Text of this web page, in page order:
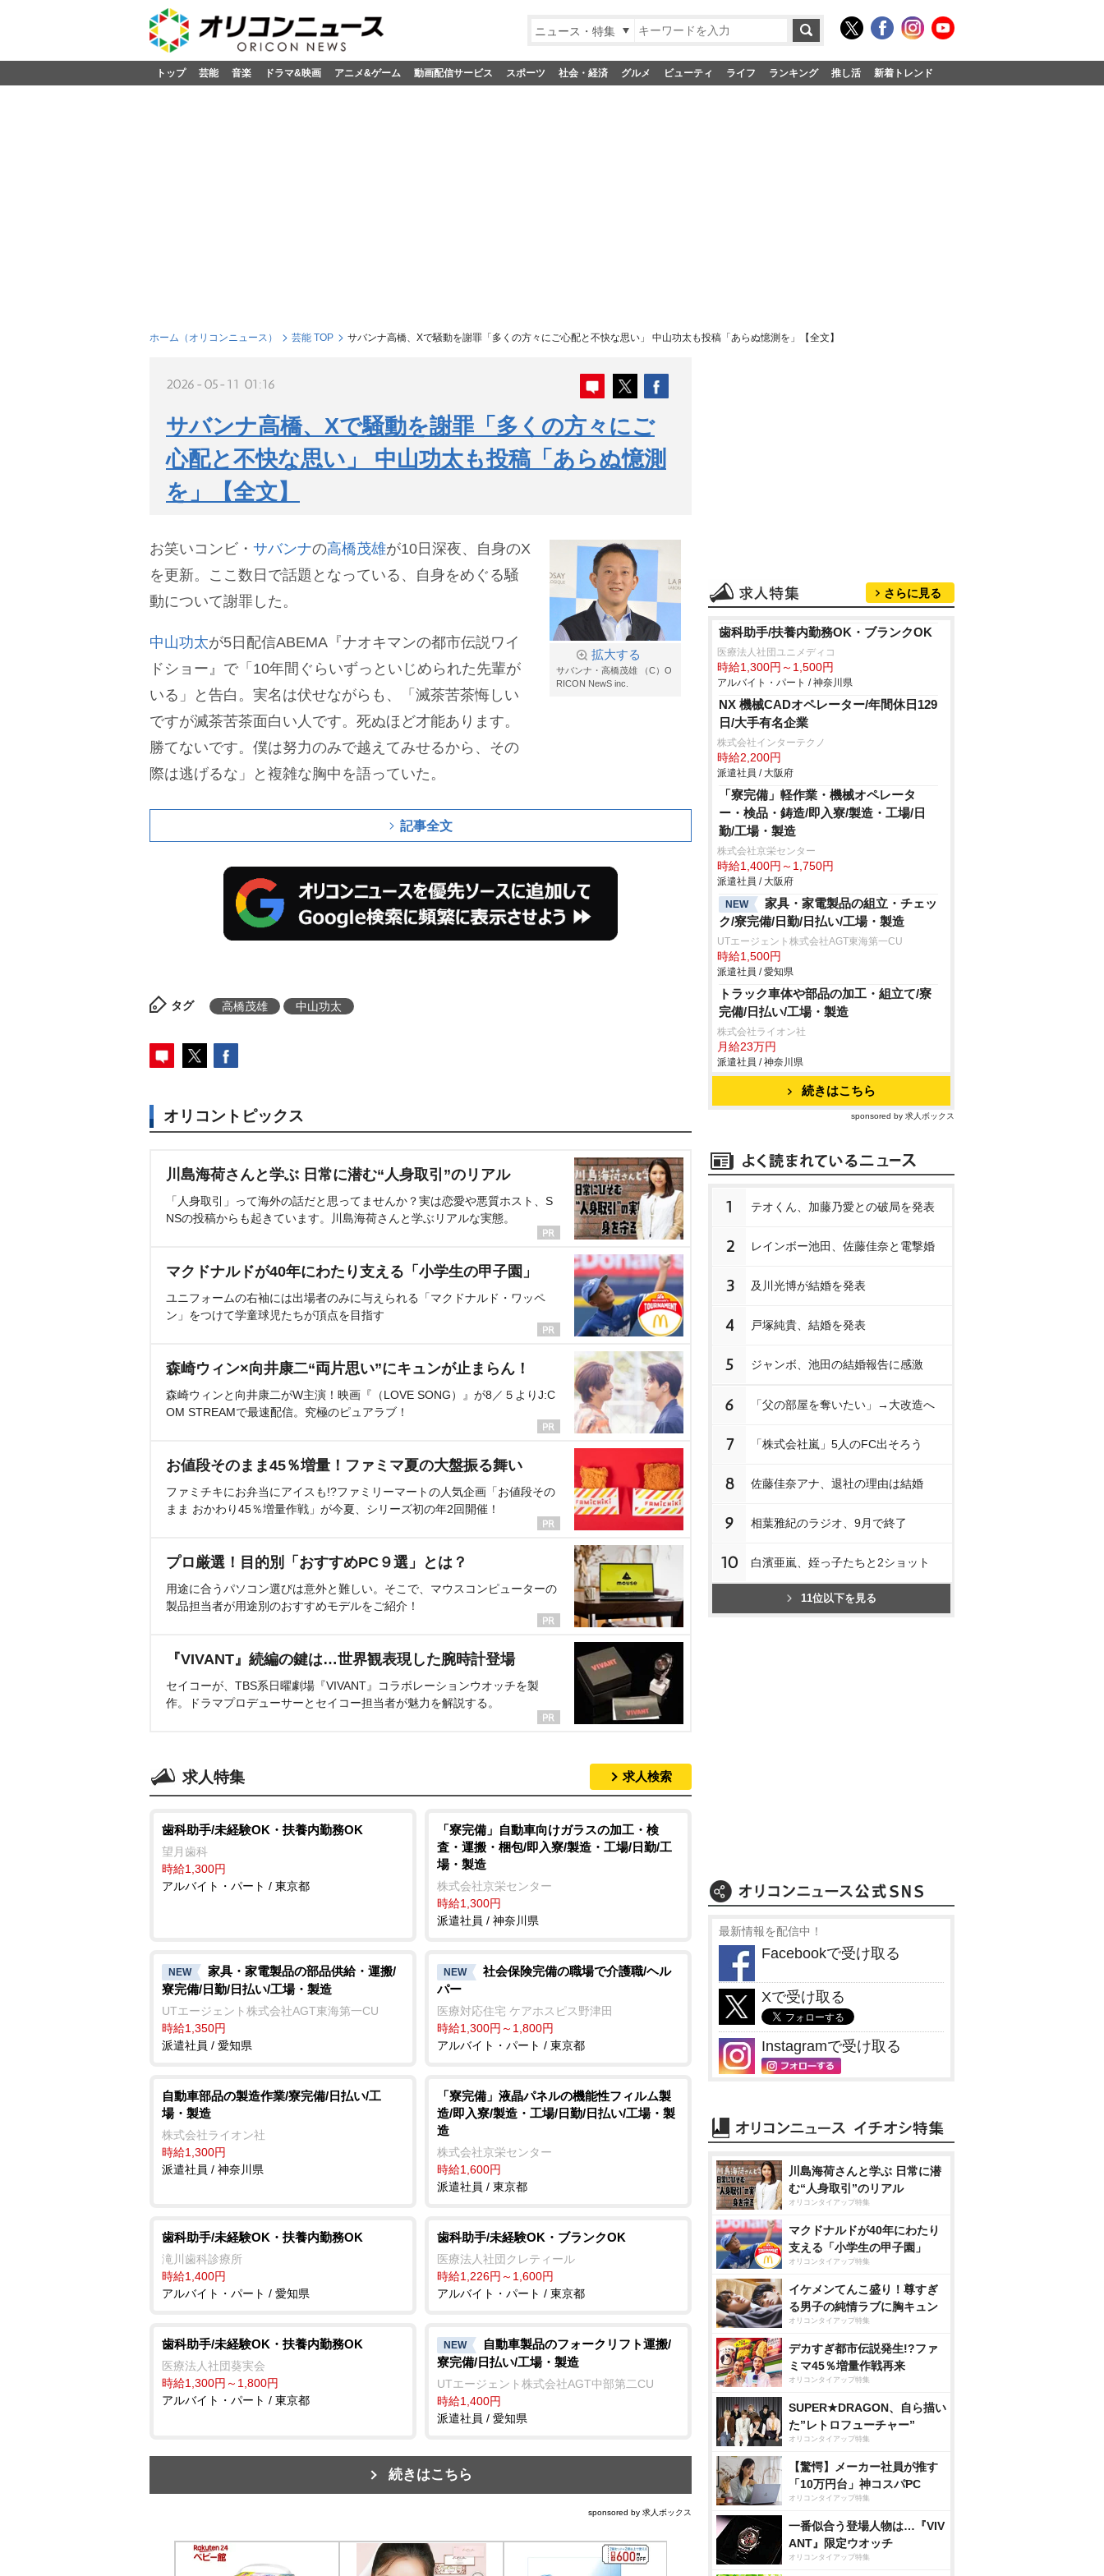
ニュース・特集
トップ 芸能 音楽 ドラマ&映画 アニメ&ゲーム 動画配信サービス スポーツ 社会・経済 グルメ ビューティ ライフ ランキング 推し活 新着トレンド
ホーム（オリコンニュース） 芸能 TOP サバンナ高橋、Xで騒動を謝罪「多くの方々にご心配と不快な思い」 中山功太も投稿「あらぬ憶測を」【全文】
2026-05-11 01:16
サバンナ高橋、Xで騒動を謝罪「多くの方々にご
心配と不快な思い」 中山功太も投稿「あらぬ憶測
を」【全文】
拡大する
サバンナ・高橋茂雄 （C）O
RICON NewS inc.
お笑いコンビ・ サバンナの高橋茂雄が10日深夜、自身のX
を更新。ここ数日で話題となっている、自身をめぐる騒
動について謝罪した。
中山功太が5日配信ABEMA『ナオキマンの都市伝説ワイ
ドショー』で「10年間ぐらいずっといじめられた先輩が
いる」と告白。実名は伏せながらも、「滅茶苦茶悔しい
ですが滅茶苦茶面白い人です。死ぬほど才能あります。
勝てないです。僕は努力のみで越えてみせるから、その
際は逃げるな」と複雑な胸中を語っていた。
記事全文
タグ 高橋茂雄 中山功太
オリコントピックス
川島海荷さんと学ぶ 日常に潜む“人身取引”のリアル
「人身取引」って海外の話だと思ってませんか？実は恋愛や悪質ホスト、S
NSの投稿からも起きています。川島海荷さんと学ぶリアルな実態。
マクドナルドが40年にわたり支える「小学生の甲子園」
ユニフォームの右袖には出場者のみに与えられる「マクドナルド・ワッペ
ン」をつけて学童球児たちが頂点を目指す
森崎ウィン×向井康二“両片思い”にキュンが止まらん！
森崎ウィンと向井康二がW主演！映画『（LOVE SONG）』が8／５よりJ:C
OM STREAMで最速配信。究極のピュアラブ！
お値段そのまま45％増量！ファミマ夏の大盤振る舞い
ファミチキにお弁当にアイスも!?ファミリーマートの人気企画「お値段その
まま おかわり45％増量作戦」が今夏、シリーズ初の年2回開催！
プロ厳選！目的別「おすすめPC９選」とは？
用途に合うパソコン選びは意外と難しい。そこで、マウスコンピューターの
製品担当者が用途別のおすすめモデルをご紹介！
『VIVANT』続編の鍵は…世界観表現した腕時計登場
セイコーが、TBS系日曜劇場『VIVANT』コラボレーションウオッチを製
作。ドラマプロデューサーとセイコー担当者が魅力を解説する。
求人特集 求人検索
歯科助手/未経験OK・扶養内勤務OK
望月歯科
時給1,300円
アルバイト・パート / 東京都
「寮完備」自動車向けガラスの加工・検
査・運搬・梱包/即入寮/製造・工場/日勤/工
場・製造
株式会社京栄センター
時給1,300円
派遣社員 / 神奈川県
NEW
家具・家電製品の部品供給・運搬/
寮完備/日勤/日払い/工場・製造
UTエージェント株式会社AGT東海第一CU
時給1,350円
派遣社員 / 愛知県
NEW
社会保険完備の職場で介護職/ヘル
パー
医療対応住宅 ケアホスピス野津田
時給1,300円～1,800円
アルバイト・パート / 東京都
自動車部品の製造作業/寮完備/日払い/工
場・製造
株式会社ライオン社
時給1,300円
派遣社員 / 神奈川県
「寮完備」液晶パネルの機能性フィルム製
造/即入寮/製造・工場/日勤/日払い/工場・製
造
株式会社京栄センター
時給1,600円
派遣社員 / 東京都
歯科助手/未経験OK・扶養内勤務OK
滝川歯科診療所
時給1,400円
アルバイト・パート / 愛知県
歯科助手/未経験OK・ブランクOK
医療法人社団クレティール
時給1,226円～1,600円
アルバイト・パート / 東京都
歯科助手/未経験OK・扶養内勤務OK
医療法人社団葵実会
時給1,300円～1,800円
アルバイト・パート / 東京都
NEW
自動車製品のフォークリフト運搬/
寮完備/日払い/工場・製造
UTエージェント株式会社AGT中部第二CU
時給1,400円
派遣社員 / 愛知県
続きはこちら
sponsored by 求人ボックス
さらに見る
歯科助手/扶養内勤務OK・ブランクOK
医療法人社団ユニメディコ
時給1,300円～1,500円
アルバイト・パート / 神奈川県
NX 機械CADオペレーター/年間休日129
日/大手有名企業
株式会社インターテクノ
時給2,200円
派遣社員 / 大阪府
「寮完備」軽作業・機械オペレータ
ー・検品・鋳造/即入寮/製造・工場/日
勤/工場・製造
株式会社京栄センター
時給1,400円～1,750円
派遣社員 / 大阪府
NEW
家具・家電製品の組立・チェッ
ク/寮完備/日勤/日払い/工場・製造
UTエージェント株式会社AGT東海第一CU
時給1,500円
派遣社員 / 愛知県
トラック車体や部品の加工・組立て/寮
完備/日払い/工場・製造
株式会社ライオン社
月給23万円
派遣社員 / 神奈川県
続きはこちら
sponsored by 求人ボックス
1 テオくん、加藤乃愛との破局を発表
2 レインボー池田、佐藤佳奈と電撃婚
3 及川光博が結婚を発表
4 戸塚純貴、結婚を発表
5 ジャンボ、池田の結婚報告に感激
6 「父の部屋を奪いたい」→大改造へ
7 「株式会社嵐」5人のFC出そろう
8 佐藤佳奈アナ、退社の理由は結婚
9 相葉雅紀のラジオ、9月で終了
10 白濱亜嵐、姪っ子たちと2ショット
11位以下を見る
最新情報を配信中！
Facebookで受け取る
Xで受け取る
Instagramで受け取る
川島海荷さんと学ぶ 日常に潜
む“人身取引”のリアル
オリコンタイアップ特集
マクドナルドが40年にわたり
支える「小学生の甲子園」
オリコンタイアップ特集
イケメンてんこ盛り！尊すぎ
る男子の純情ラブに胸キュン
オリコンタイアップ特集
デカすぎ都市伝説発生!?ファ
ミマ45％増量作戦再来
オリコンタイアップ特集
SUPER★DRAGON、自ら描い
た”レトロフューチャー”
オリコンタイアップ特集
【驚愕】メーカー社員が推す
「10万円台」神コスパPC
オリコンタイアップ特集
一番似合う登場人物は…『VIV
ANT』限定ウオッチ
オリコンタイアップ特集